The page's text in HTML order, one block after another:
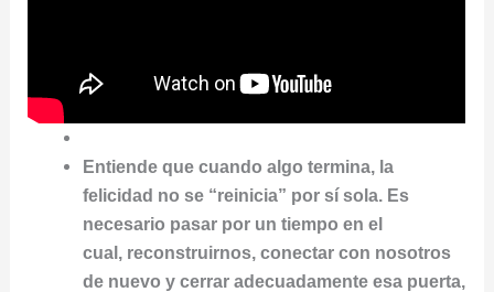
Entiende que cuando algo termina, la
felicidad no se “reinicia” por sí sola. Es
necesario pasar por un tiempo en el
cual, reconstruirnos, conectar con nosotros
de nuevo y cerrar adecuadamente esa puerta,